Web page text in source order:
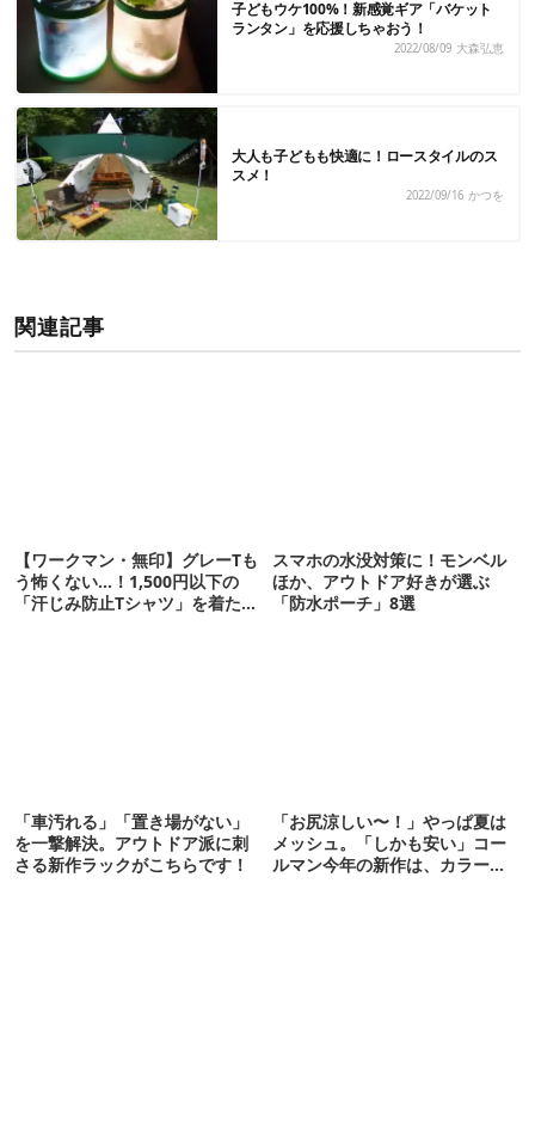
子どもウケ100%！新感覚ギア「バケット
ランタン」を応援しちゃおう！
2022/08/09 大森弘恵
大人も子どもも快適に！ロースタイルのス
スメ！
2022/09/16 かつを
関連記事
【ワークマン・無印】グレーTも
う怖くない…！1,500円以下の
「汗じみ防止Tシャツ」を着たら
スマホの水没対策に！モンベル
ほか、アウトドア好きが選ぶ
「防水ポーチ」8選
「車汚れる」「置き場がない」
を一撃解決。アウトドア派に刺
さる新作ラックがこちらです！
「お尻涼しい〜！」やっぱ夏は
メッシュ。「しかも安い」コー
ルマン今年の新作は、カラーも